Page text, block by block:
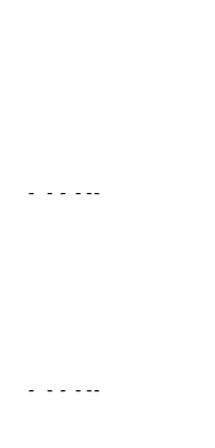
- - - - --
- - - - --